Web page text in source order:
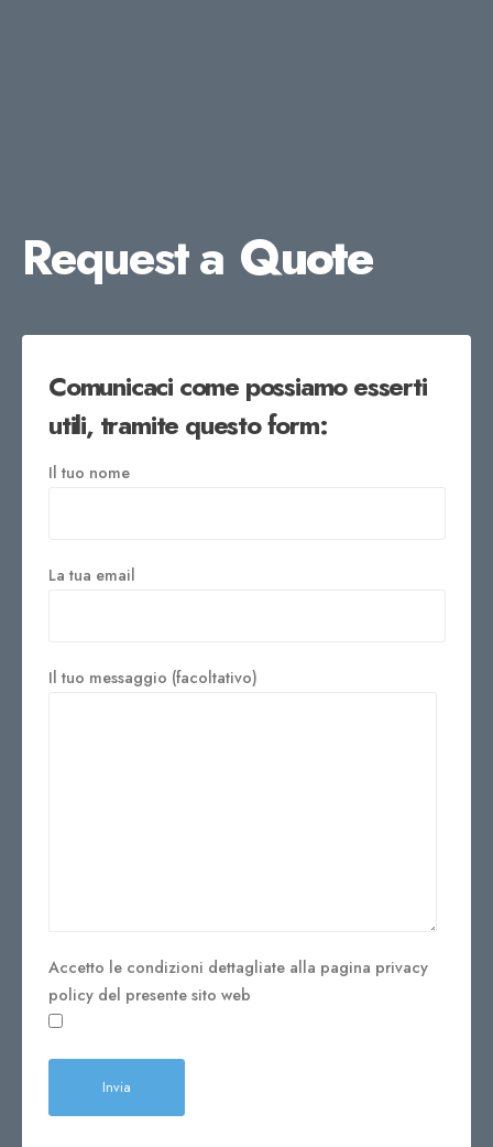
Request a Quote
Comunicaci come possiamo esserti
utili, tramite questo form:
Il tuo nome
La tua email
Il tuo messaggio (facoltativo)
Accetto le condizioni dettagliate alla pagina privacy
policy del presente sito web